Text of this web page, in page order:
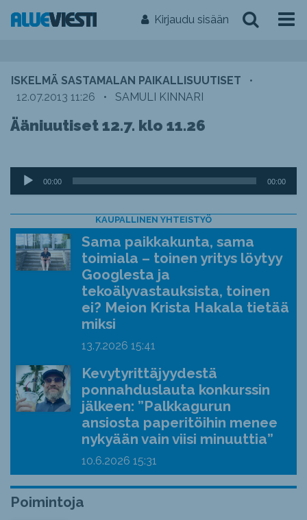
Kirjaudu sisään
ISKELMÄ SASTAMALAN PAIKALLISUUTISET
•
12.07.2013 11:26
• SAMULI KINNARI
Ääniuutiset 12.7. klo 11.26
Äänitoistin
00:00 00:00
KAUPALLINEN YHTEISTYÖ
Sama paikkakunta, sama
toimiala – toinen yritys löytyy
Googlesta ja
tekoälyvastauksista, toinen
ei? Meion Krista Hakala tietää
miksi
13.7.2026 15:41
Kevytyrittäjyydestä
ponnahduslauta konkurssin
jälkeen: ”Palkkagurun
ansiosta paperitöihin menee
nykyään vain viisi minuuttia”
10.6.2026 15:31
Poimintoja